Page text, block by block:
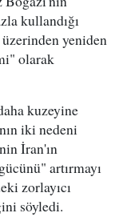
kullandığı
yeniden
olarak
kuzeyine
iki nedeni
İran'ın
artırmayı
zorlayıcı
söyledi.